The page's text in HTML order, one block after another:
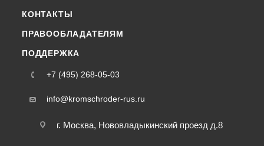
КОНТАКТЫ
ПРАВООБЛАДАТЕЛЯМ
ПОДДЕРЖКА
+7 (495) 268-05-03
info@kromschroder-rus.ru
г. Москва, Нововладыкинский проезд д.8